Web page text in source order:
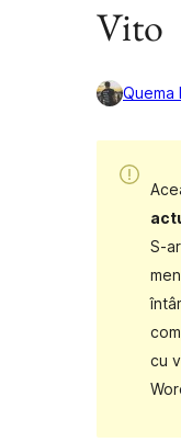
Vito
Quema
S-
cu